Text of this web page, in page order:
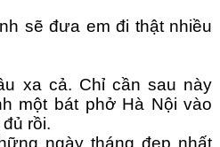
sẽ đưa em đi thật nhiều
xa cả. Chỉ cần sau này
một bát phở Hà Nội vào
rồi.